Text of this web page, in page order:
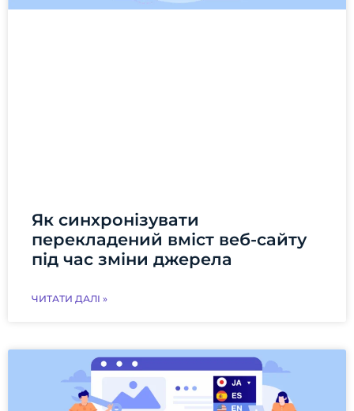
Як синхронізувати
перекладений вміст веб-сайту
під час зміни джерела
ЧИТАТИ ДАЛІ »